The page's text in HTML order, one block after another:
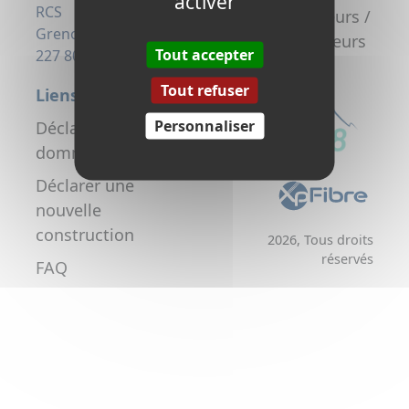
RCS
Grenoble 823
227 806
la fibre
Promoteurs /
Aménageurs
Liens utiles
Déclarer un
dommage réseau
Déclarer une
nouvelle
construction
FAQ
2026, Tous droits
réservés
Tout accepter
Tout refuser
Personnaliser